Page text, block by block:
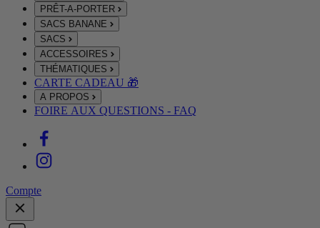
PRÊT-A-PORTER
SACS BANANE
SACS
ACCESSOIRES
THÉMATIQUES
CARTE CADEAU 🎁
A PROPOS
FOIRE AUX QUESTIONS - FAQ
Compte